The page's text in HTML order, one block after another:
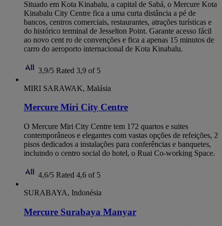
Situado em Kota Kinabalu, a capital de Sabá, o Mercure Kota
Kinabalu City Centre fica a uma curta distância a pé de
bancos, centros comerciais, restaurantes, atrações turísticas e
do histórico terminal de Jesselton Point. Garante acesso fácil
ao novo cent ro de convenções e fica a apenas 15 minutos de
carro do aeroporto internacional de Kota Kinabalu.
3,9/5 Rated 3,9 of 5
MIRI SARAWAK, Malásia
Mercure Miri City Centre
O Mercure Miri City Centre tem 172 quartos e suites
contemporâneos e elegantes com vastas opções de refeições, 2
pisos dedicados a instalações para conferências e banquetes,
incluindo o centro social do hotel, o Ruai Co-working Space.
4,6/5 Rated 4,6 of 5
SURABAYA, Indonésia
Mercure Surabaya Manyar